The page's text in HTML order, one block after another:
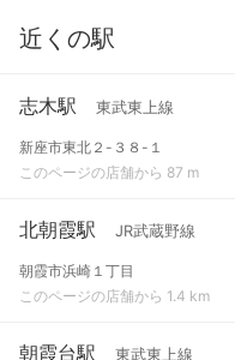
近くの駅
志木駅 東武東上線
新座市東北２-３８-１
このページの店舗から 87 m
北朝霞駅 JR武蔵野線
朝霞市浜崎１丁目
このページの店舗から 1.4 km
朝霞台駅 東武東上線